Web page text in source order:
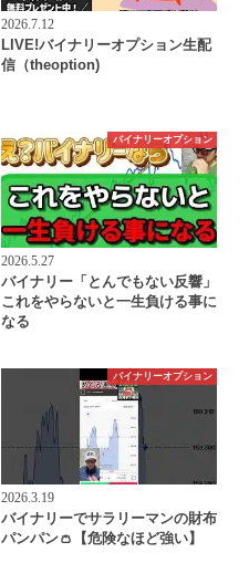
2026.7.12
LIVE!バイナリーオプション生配
信（theoption)
バイナリーオプション
2026.5.27
バイナリー「とんでもない反響」
これをやらないと一生負ける事に
なる
バイナリーオプション
2026.3.19
バイナリーでサラリーマンの財布
パンパン👛【危険なほど強い】